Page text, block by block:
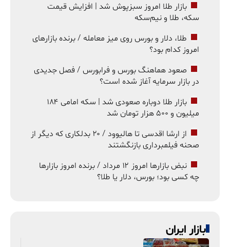
بازار طلا امروز سبزپوش شد | افزایش قیمت
سکه، طلا و نیم‌سکه
طلا، دلار و بورس روی میز معامله / برنده بازارهای
امروز کدام بود؟
صعود هماهنگ بورس و فرابورس / فصل جدیدی
در بازار سرمایه آغاز شده است؟
بازار طلا دوباره صعودی شد | سکه امامی ۱۸۴
میلیون و ۵۰۰ هزار تومان شد
از ارشا اقدسی تا هالیوود / ۲۰ بدلکاری که دیگر از
صحنه فیلمبرداری بازنگشتند
نبض بازارها امروز ۱۲ مرداد / برنده امروز بازارها
چه کسی بود؛ بورس، دلار یا طلا؟
بازار ایران